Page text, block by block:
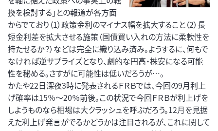
換を検討する」との報道が各方面
からでており（1）政策金利のマイナス幅を拡大すること（2）長
短金利差を拡大させる施策（国債買い入れの方法に柔軟性を
持たせるか？）などは完全に織り込み済み。ようするに、何もで
なければ逆サプライズとなり、劇的な円高・株安になる可能
性を秘める。さすがに可能性は低いだろうが…。
かたや22日深夜3時に発表されるＦＲＢでは、今回の9月利上
げ確率は15％～20％前後。この状況で今回ＦＲＢが利上げを
しようものなら相場は大クラッシュを呼ぶだろう。12月を見据
えた利上げ発言がでるかどうかは注目されるが、これに関して